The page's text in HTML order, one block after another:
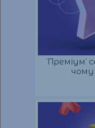
‘Преміум’
чому